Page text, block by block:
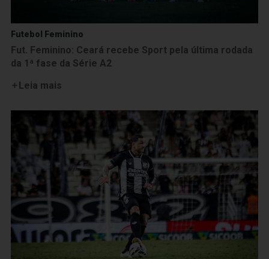
Futebol Feminino
Fut. Feminino: Ceará recebe Sport pela última rodada
da 1ª fase da Série A2
Leia mais